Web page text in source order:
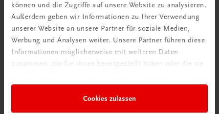
können und die Zugriffe auf unsere Website zu analysieren.
Außerdem geben wir Informationen zu Ihrer Verwendung
unserer Website an unsere Partner für soziale Medien,
Werbung und Analysen weiter. Unsere Partner führen diese
Informationen möglicherweise mit weiteren Daten
zusammen, die Sie ihnen bereitgestellt haben oder die sie
Cookies zulassen